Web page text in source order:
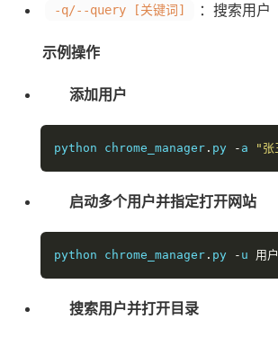
-q/--query [关键词] ：搜索用户
示例操作
添加用户
python chrome_manager . py - a "张
启动多个用户并指定打开网站
python chrome_manager . py - u 用户
搜索用户并打开目录